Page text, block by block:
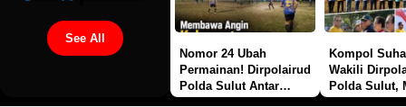
See All
Nomor 24 Ubah
Permainan! Dirpolairud
Polda Sulut Antar
Kompol
Wakili
Polda Sulut,